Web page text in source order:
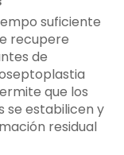
suficiente
recupere
de
que los
se estabilicen y
residual